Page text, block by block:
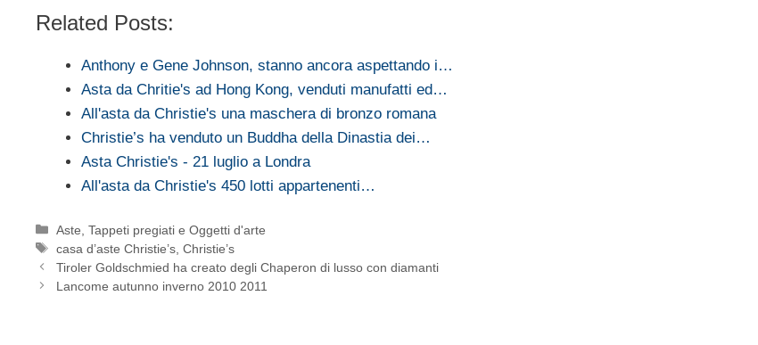
Related Posts:
Anthony e Gene Johnson, stanno ancora aspettando i…
Asta da Chritie's ad Hong Kong, venduti manufatti ed…
All'asta da Christie's una maschera di bronzo romana
Christie’s ha venduto un Buddha della Dinastia dei…
Asta Christie's - 21 luglio a Londra
All'asta da Christie's 450 lotti appartenenti…
Categorie
Aste ,Tappeti pregiati e Oggetti d'arte
Tag
casa d’aste Christie’s ,Christie’s
Tiroler Goldschmied ha creato degli Chaperon di lusso con diamanti
Lancome autunno inverno 2010 2011